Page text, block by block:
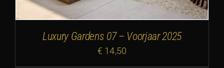
Luxury Gardens 07 – Voorjaar 2025
€ 14,50